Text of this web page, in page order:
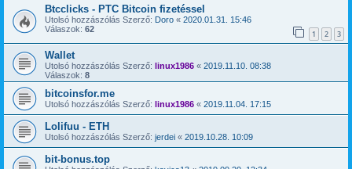
Btcclicks - PTC Bitcoin fizetéssel
Utolsó hozzászólás Szerző: Doro « 2020.01.31. 15:46
Válaszok: 62 1 2 3
Wallet
Utolsó hozzászólás Szerző: linux1986 « 2019.11.10. 08:38
Válaszok: 8
bitcoinsfor.me
Utolsó hozzászólás Szerző: linux1986 « 2019.11.04. 17:15
Lolifuu - ETH
Utolsó hozzászólás Szerző: jerdei « 2019.10.28. 10:09
bit-bonus.top